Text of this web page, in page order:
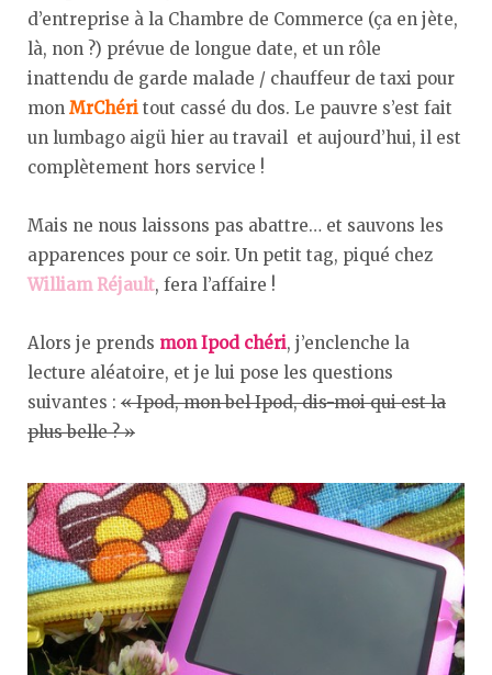
d’entreprise à la Chambre de Commerce (ça en jète,
là, non ?) prévue de longue date, et un rôle
inattendu de garde malade / chauffeur de taxi pour
mon MrChéri tout cassé du dos. Le pauvre s’est fait
un lumbago aigü hier au travail et aujourd’hui, il est
complètement hors service !
Mais ne nous laissons pas abattre… et sauvons les
apparences pour ce soir. Un petit tag, piqué chez
William Réjault, fera l’affaire !
Alors je prends mon Ipod chéri, j’enclenche la
lecture aléatoire, et je lui pose les questions
suivantes : « Ipod, mon bel Ipod, dis-moi qui est la
plus belle ? »